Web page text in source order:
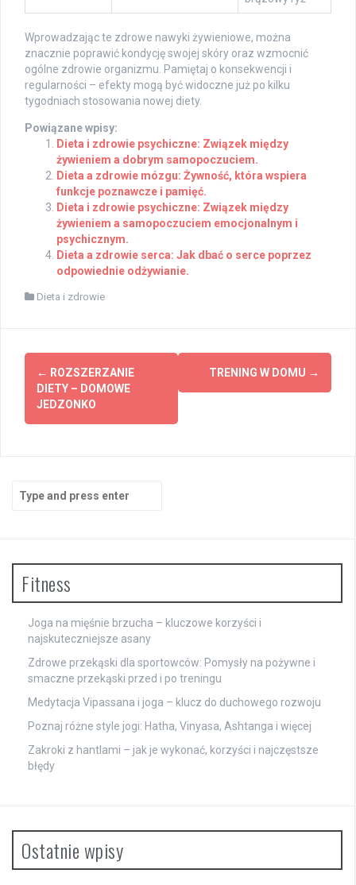
Wprowadzając te zdrowe nawyki żywieniowe, można
znacznie poprawić kondycję swojej skóry oraz wzmocnić
ogólne zdrowie organizmu. Pamiętaj o konsekwencji i
regularności – efekty mogą być widoczne już po kilku
tygodniach stosowania nowej diety.
Powiązane wpisy:
Dieta i zdrowie psychiczne: Związek między
żywieniem a dobrym samopoczuciem.
Dieta a zdrowie mózgu: Żywność, która wspiera
funkcje poznawcze i pamięć.
Dieta i zdrowie psychiczne: Związek między
żywieniem a samopoczuciem emocjonalnym i
psychicznym.
Dieta a zdrowie serca: Jak dbać o serce poprzez
odpowiednie odżywianie.
Dieta i zdrowie
Post
navigation
← ROZSZERZANIE
DIETY – DOMOWE
JEDZONKO
TRENING W DOMU →
Search
for:
Fitness
Joga na mięśnie brzucha – kluczowe korzyści i
najskuteczniejsze asany
Zdrowe przekąski dla sportowców: Pomysły na pożywne i
smaczne przekąski przed i po treningu
Medytacja Vipassana i joga – klucz do duchowego rozwoju
Poznaj różne style jogi: Hatha, Vinyasa, Ashtanga i więcej
Zakroki z hantlami – jak je wykonać, korzyści i najczęstsze
błędy
Ostatnie wpisy